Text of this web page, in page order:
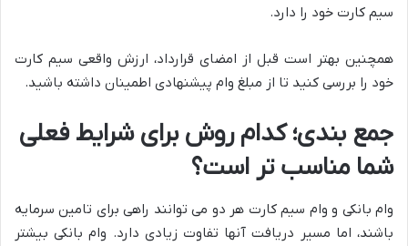
سیم کارت خود را دارد.
همچنین بهتر است قبل از امضای قرارداد، ارزش واقعی سیم کارت
خود را بررسی کنید تا از مبلغ وام پیشنهادی اطمینان داشته باشید.
جمع بندی؛ کدام روش برای شرایط فعلی
شما مناسب تر است؟
وام بانکی و وام سیم کارت هر دو می توانند راهی برای تامین سرمایه
باشند، اما مسیر دریافت آنها تفاوت زیادی دارد. وام بانکی بیشتر